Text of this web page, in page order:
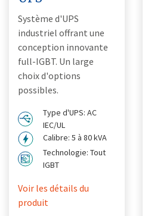
Système d'UPS
industriel offrant une
conception innovante
full-IGBT. Un large
choix d'options
possibles.
Type d'UPS: AC
IEC/UL
Calibre: 5 à 80 kVA
Technologie: Tout
IGBT
Voir les détails du
produit